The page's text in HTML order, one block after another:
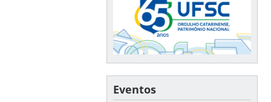
Eventos